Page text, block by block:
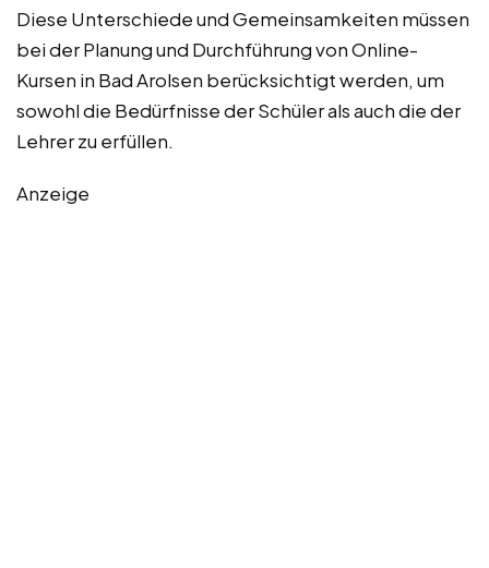
Diese Unterschiede und Gemeinsamkeiten müssen
bei der Planung und Durchführung von Online-
Kursen in Bad Arolsen berücksichtigt werden, um
sowohl die Bedürfnisse der Schüler als auch die der
Lehrer zu erfüllen.
Anzeige